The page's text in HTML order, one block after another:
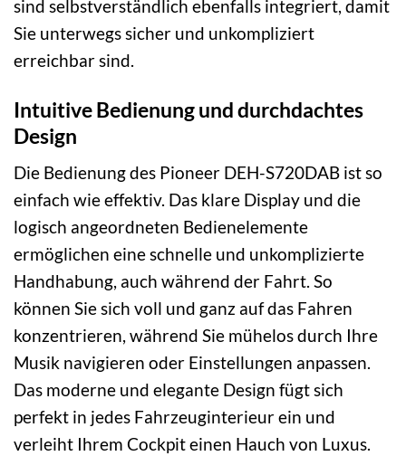
sind selbstverständlich ebenfalls integriert, damit
Sie unterwegs sicher und unkompliziert
erreichbar sind.
Intuitive Bedienung und durchdachtes
Design
Die Bedienung des Pioneer DEH-S720DAB ist so
einfach wie effektiv. Das klare Display und die
logisch angeordneten Bedienelemente
ermöglichen eine schnelle und unkomplizierte
Handhabung, auch während der Fahrt. So
können Sie sich voll und ganz auf das Fahren
konzentrieren, während Sie mühelos durch Ihre
Musik navigieren oder Einstellungen anpassen.
Das moderne und elegante Design fügt sich
perfekt in jedes Fahrzeuginterieur ein und
verleiht Ihrem Cockpit einen Hauch von Luxus.